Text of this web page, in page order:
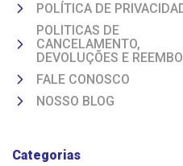
POLÍTICA DE
POLITICAS DE
CANCELAMENTO,
DEVOLUÇÕES E
FALE CONOSCO
NOSSO BLOG
Categorias